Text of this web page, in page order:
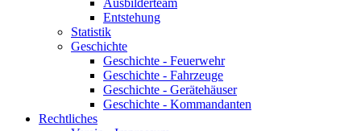
Ausbilderteam
Entstehung
Statistik
Geschichte
Geschichte - Feuerwehr
Geschichte - Fahrzeuge
Geschichte - Gerätehäuser
Geschichte - Kommandanten
Rechtliches